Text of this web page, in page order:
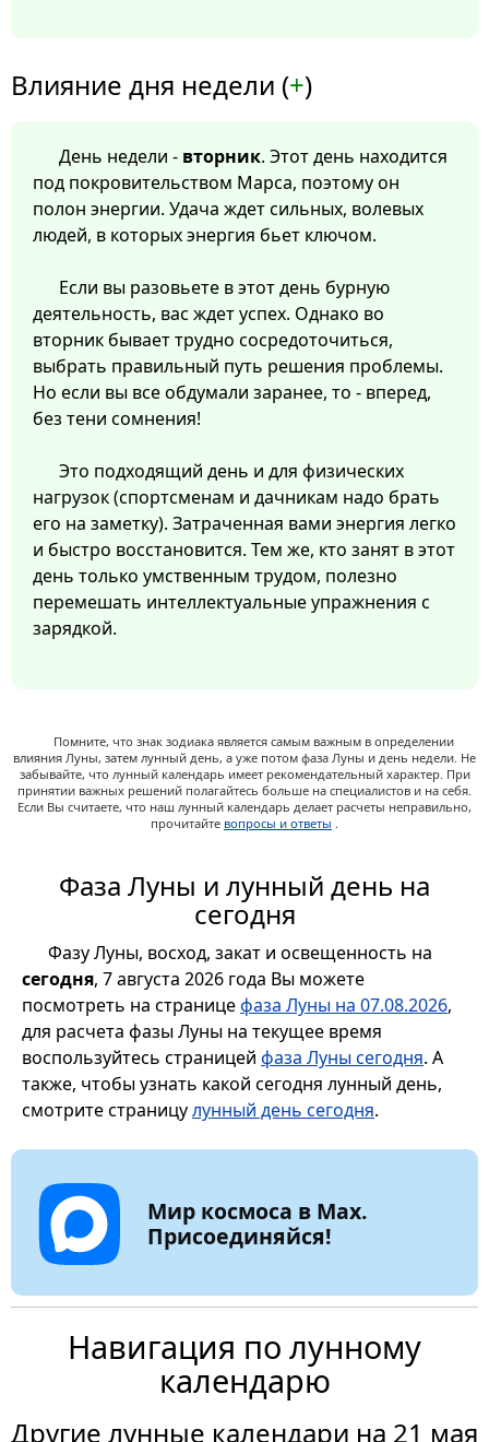
Влияние дня недели (+)
День недели - вторник. Этот день находится
под покровительством Марса, поэтому он
полон энергии. Удача ждет сильных, волевых
людей, в которых энергия бьет ключом.
Если вы разовьете в этот день бурную
деятельность, вас ждет успех. Однако во
вторник бывает трудно сосредоточиться,
выбрать правильный путь решения проблемы.
Но если вы все обдумали заранее, то - вперед,
без тени сомнения!
Это подходящий день и для физических
нагрузок (спортсменам и дачникам надо брать
его на заметку). Затраченная вами энергия легко
и быстро восстановится. Тем же, кто занят в этот
день только умственным трудом, полезно
перемешать интеллектуальные упражнения с
зарядкой.
Помните, что знак зодиака является самым важным в определении
влияния Луны, затем лунный день, а уже потом фаза Луны и день недели. Не
забывайте, что лунный календарь имеет рекомендательный характер. При
принятии важных решений полагайтесь больше на специалистов и на себя.
Если Вы считаете, что наш лунный календарь делает расчеты неправильно,
прочитайте вопросы и ответы .
Фаза Луны и лунный день на
сегодня
Фазу Луны, восход, закат и освещенность на
сегодня, 7 августа 2026 года Вы можете
посмотреть на страницефаза Луны на 07.08.2026,
для расчета фазы Луны на текущее время
воспользуйтесь страницей фаза Луны сегодня. А
также, чтобы узнать какой сегодня лунный день,
смотрите страницулунный день сегодня.
Мир космоса в Max.
Присоединяйся!
Навигация по лунному
календарю
Другие лунные календари на 21 мая